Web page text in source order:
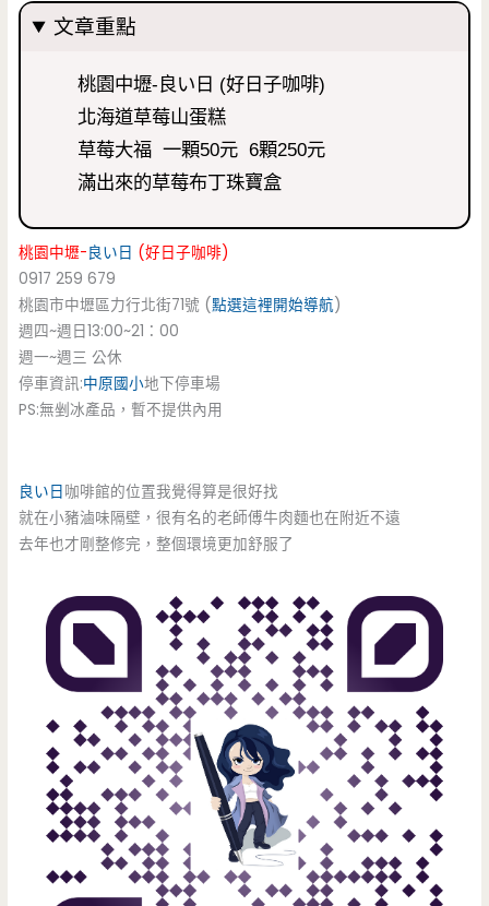
文章重點
桃園中壢-良い日 (好日子咖啡)
北海道草莓山蛋糕
草莓大福 一顆50元 6顆250元
滿出來的草莓布丁珠寶盒
桃園中壢-良い日 (好日子咖啡)
0917 259 679
桃園市中壢區力行北街71號 (點選這裡開始導航)
週四~週日13:00~21：00
週一~週三 公休
停車資訊:中原國小地下停車場
PS:無剉冰產品，暫不提供內用
良い日 咖啡館的位置我覺得算是很好找
就在小豬滷味隔壁，很有名的老師傅牛肉麵也在附近不遠
去年也才剛整修完，整個環境更加舒服了